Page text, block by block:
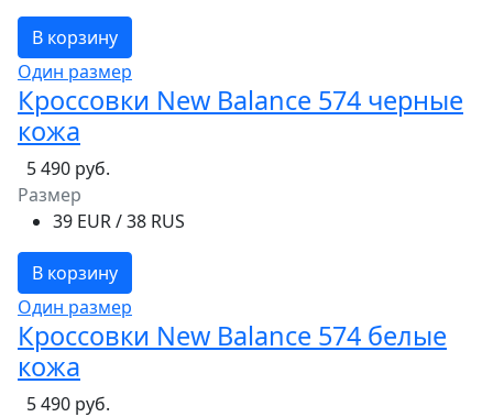
В корзину
Один размер
Кроссовки New Balance 574 черные
кожа
5 490 руб.
Размер
39 EUR / 38 RUS
В корзину
Один размер
Кроссовки New Balance 574 белые
кожа
5 490 руб.